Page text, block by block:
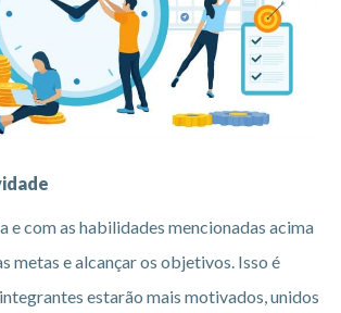
e com as habilidades mencionadas acima
metas e alcançar os objetivos. Isso é
estarão mais motivados, unidos